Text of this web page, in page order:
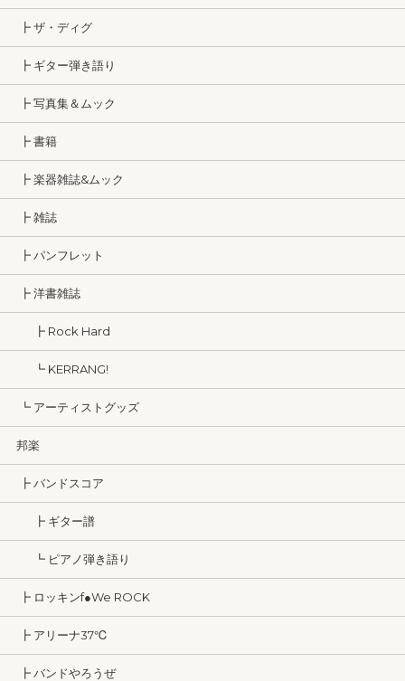
┣ ザ・ディグ
┣ ギター弾き語り
┣ 写真集＆ムック
┣ 書籍
┣ 楽器雑誌&ムック
┣ 雑誌
┣ パンフレット
┣ 洋書雑誌
┣ Rock Hard
┗ KERRANG!
┗ アーティストグッズ
邦楽
┣ バンドスコア
┣ ギター譜
┗ ピアノ弾き語り
┣ ロッキンf●We ROCK
┣ アリーナ37℃
┣ バンドやろうぜ